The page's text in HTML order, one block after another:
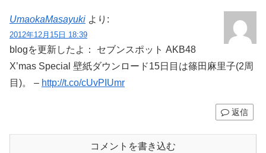
UmaokaMasayuki より:
2012年12月15日 18:39
blogを更新したよ： セブンスポット AKB48
X’mas Special 壁紙ダウンロード15日目は篠田麻里子(2周
目)。 – http://t.co/cUvPIUmr
返信
コメントを書き込む